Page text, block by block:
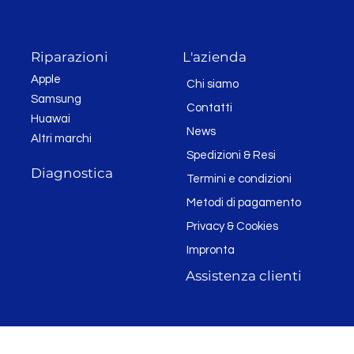
Riparazioni
Apple
Samsung
Huawai
Altri marchi
Diagnostica
L'azienda
Chi siamo
Contatti
News
Spedizioni & Resi
Termini e condizioni
Metodi di pagamento
Privacy & Cookies
Impronta
Assistenza clienti